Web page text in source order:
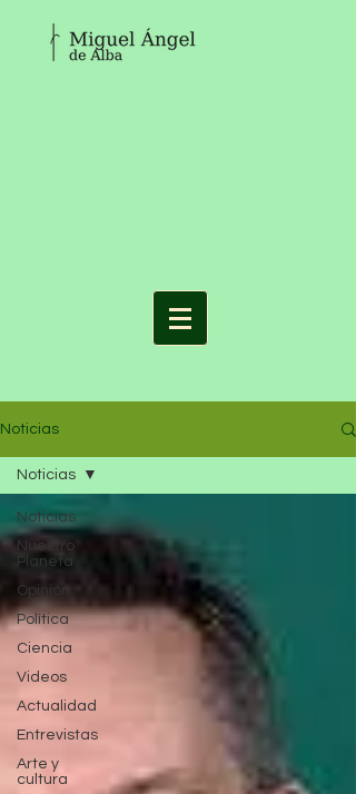
Noticias
Noticias
Nuestro
Planeta
Opinión
Política
Ciencia
Videos
Actualidad
Entrevistas
Arte y
cultura
Noticias